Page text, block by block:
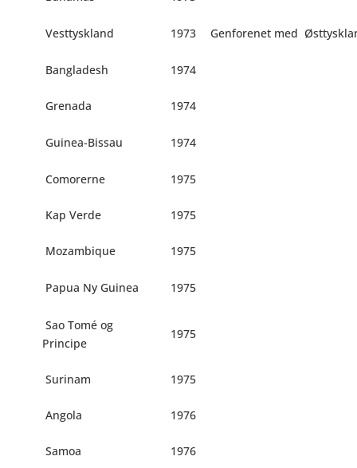
Vesttyskland 1973 Genforenet med
Bangladesh 1974
Grenada 1974
Guinea-Bissau 1974
Comorerne 1975
Kap Verde 1975
Mozambique 1975
Papua Ny Guinea 1975
Sao Tomé og
Principe
1975
Surinam 1975
Angola 1976
Samoa 1976